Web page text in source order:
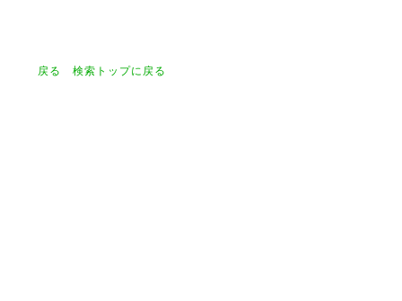
戻る 検索トップに戻る